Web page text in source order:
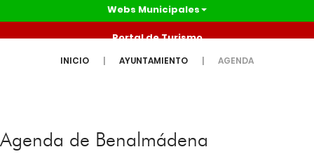
Webs Municipales
Portal de Turismo
INICIO AYUNTAMIENTO AGENDA
Agenda de Benalmádena